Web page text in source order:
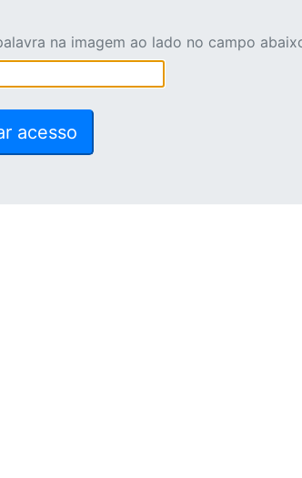
na imagem ao lado no campo